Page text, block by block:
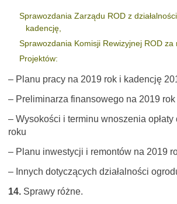
Sprawozdania Zarządu ROD z
kadencję,
Sprawozdania Komisji Rewizyjnej ROD
Projektów:
– Planu pracy na 2019 rok i kadencję
– Preliminarza finansowego na 2019 rok
– Wysokości i terminu wnoszenia
roku
– Planu inwestycji i remontów na 2019
– Innych dotyczących działalności
14. Sprawy różne.